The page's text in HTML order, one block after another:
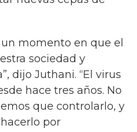
momento en que el
sociedad y
dijo Juthani. “El virus
hace tres años. No
que controlarlo, y
por